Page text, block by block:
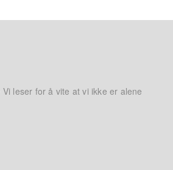
Vi leser for å vite at vi ikke er alene